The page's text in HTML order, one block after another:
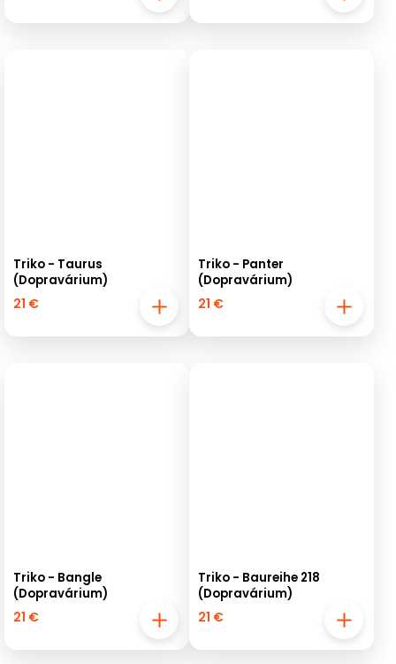
Triko - Taurus
(Dopravárium)
21 €
Triko - Panter
(Dopravárium)
21 €
Triko - Bangle
(Dopravárium)
21 €
Triko - Baureihe 218
(Dopravárium)
21 €